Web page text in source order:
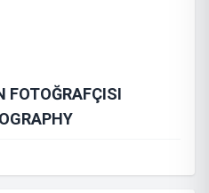
FOTOĞRAFÇISI